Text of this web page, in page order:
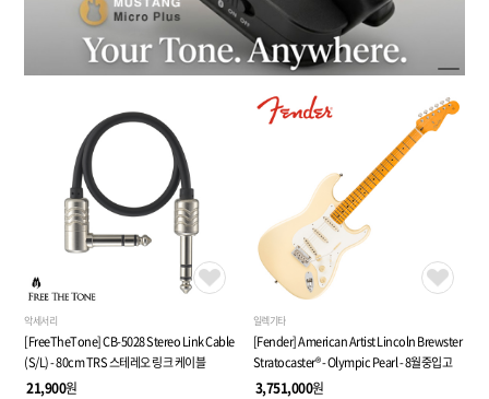
악세서리
[FreeTheTone] CB-5028 Stereo Link Cable
(S/L) - 80cm TRS 스테레오 링크 케이블
21,900원
일렉기타
[Fender] American Artist Lincoln Brewster
Stratocaster® - Olympic Pearl - 8월중입고
3,751,000원